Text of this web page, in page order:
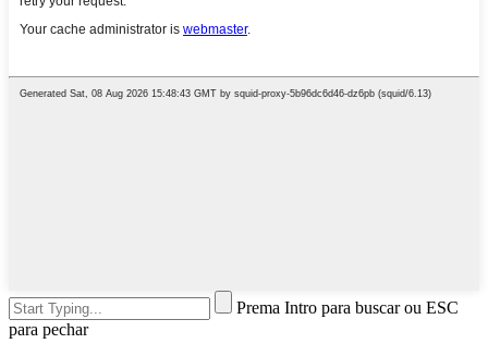
Prema Intro para buscar ou ESC
para pechar